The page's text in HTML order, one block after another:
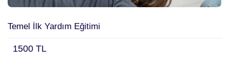
Temel İlk Yardım Eğitimi
1500 TL